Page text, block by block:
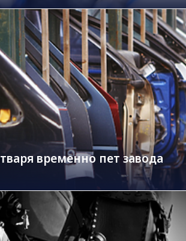
временно пет завода